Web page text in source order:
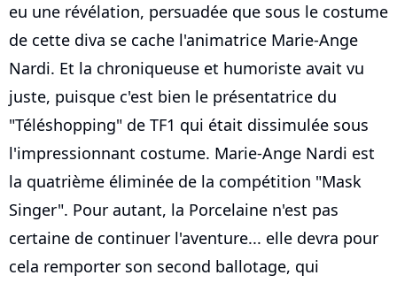
eu une révélation, persuadée que sous le costume
de cette diva se cache l'animatrice Marie-Ange
Nardi. Et la chroniqueuse et humoriste avait vu
juste, puisque c'est bien le présentatrice du
"Téléshopping" de TF1 qui était dissimulée sous
l'impressionnant costume. Marie-Ange Nardi est
la quatrième éliminée de la compétition "Mask
Singer". Pour autant, la Porcelaine n'est pas
certaine de continuer l'aventure... elle devra pour
cela remporter son second ballotage, qui